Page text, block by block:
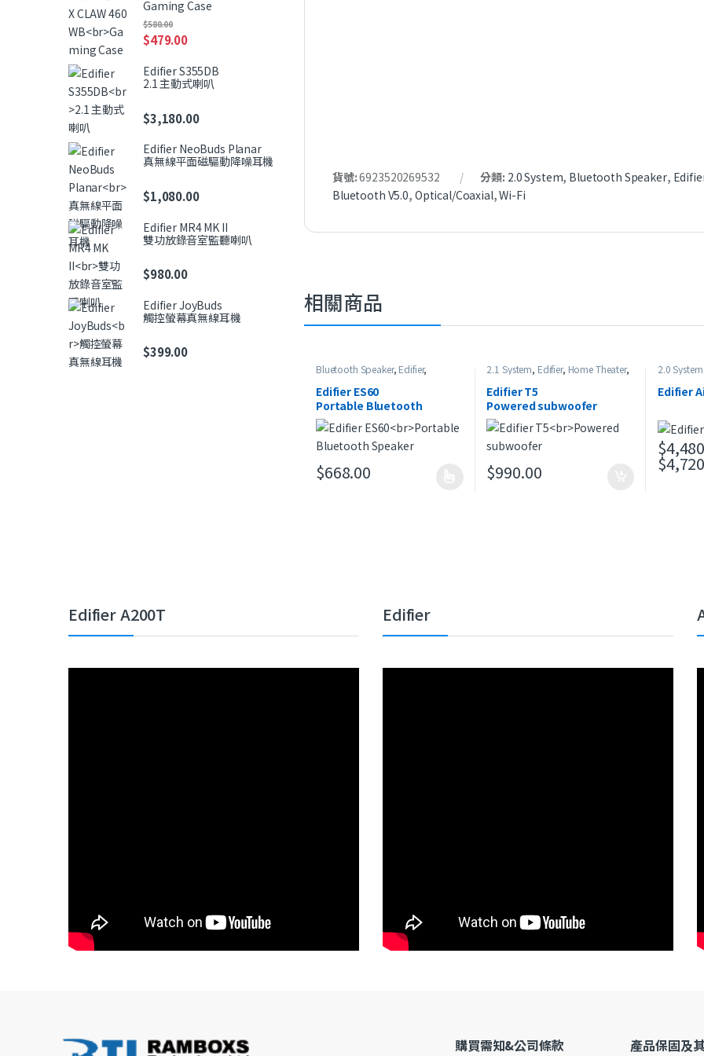
貨號:6923520269532 分類: 2.0 System, Bluetooth Speaker,
Bluetooth V5.0, Optical/Coaxial,Wi-Fi
相關商品
Bluetooth Speaker, Edifier,
Portable Speaker 最新產品
Edifier ES60
Portable Bluetooth
Speaker
$668.00
此產品有多種款式。 可在產品頁面選擇選項
2.1 System, Edifier, Home Theater,
Powered Subwoofer Studio Series
Edifier T5
Powered subwoofer
$990.00
2.0 System
Speaker
Studio
Edifier
$
$
此產品
Gaming Case
$479.00
$580.00
Edifier S355DB
2.1 主動式喇叭
$3,180.00
Edifier NeoBuds Planar
真無線平面磁驅動降噪耳機
$1,080.00
Edifier MR4 MK II
雙功放錄音室監聽喇叭
$980.00
Edifier JoyBuds
觸控螢幕真無線耳機
$399.00
Edifier A200T Edifier
購買需知&公司條款 產品保固及